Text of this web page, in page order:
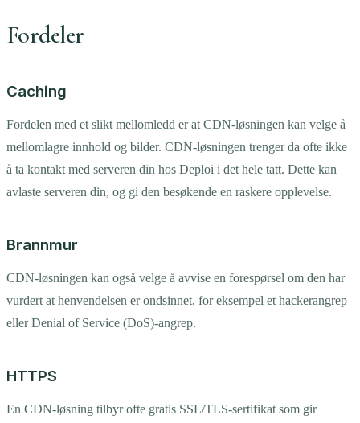
Fordeler
Caching
Fordelen med et slikt mellomledd er at CDN-løsningen kan velge å
mellomlagre innhold og bilder. CDN-løsningen trenger da ofte ikke
å ta kontakt med serveren din hos Deploi i det hele tatt. Dette kan
avlaste serveren din, og gi den besøkende en raskere opplevelse.
Brannmur
CDN-løsningen kan også velge å avvise en forespørsel om den har
vurdert at henvendelsen er ondsinnet, for eksempel et hackerangrep
eller Denial of Service (DoS)-angrep.
HTTPS
En CDN-løsning tilbyr ofte gratis SSL/TLS-sertifikat som gir